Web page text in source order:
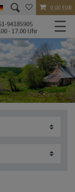
0,00 EUR
☰